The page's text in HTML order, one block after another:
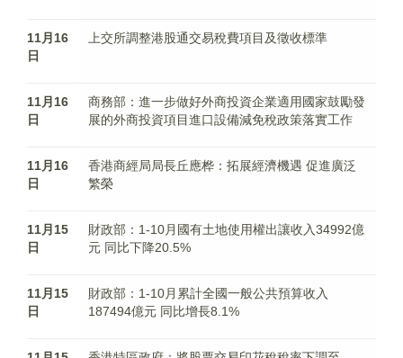
11月16
日
上交所調整港股通交易稅費項目及徵收標準
11月16
日
商務部：進一步做好外商投資企業適用國家鼓勵發
展的外商投資項目進口設備減免稅政策落實工作
11月16
日
香港商經局局長丘應桦：拓展經濟機遇 促進廣泛
繁榮
11月15
日
財政部：1-10月國有土地使用權出讓收入34992億
元 同比下降20.5%
11月15
日
財政部：1-10月累計全國一般公共預算收入
187494億元 同比增長8.1%